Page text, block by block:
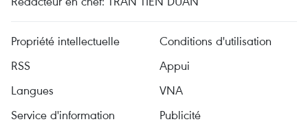
Propriété intellectuelle
Conditions d'utilisation
RSS
Appui
Langues
VNA
Service d'information
Publicité